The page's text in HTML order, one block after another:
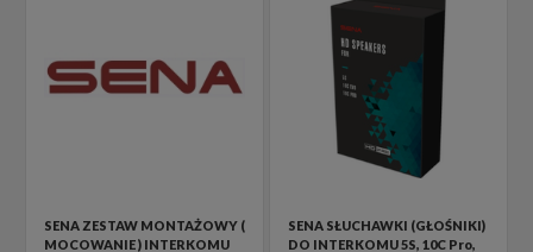
SENA ZESTAW MONTAŻOWY (
MOCOWANIE ) INTERKOMU
SENA SŁUCHAWKI (GŁOŚNIKI)
DO INTERKOMU 5S, 10C Pro,